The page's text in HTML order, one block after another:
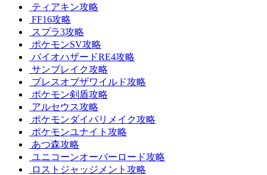
ティアキン攻略
FF16攻略
スプラ3攻略
ポケモンSV攻略
バイオハザードRE4攻略
サンブレイク攻略
ブレスオブザワイルド攻略
ポケモン剣盾攻略
アルセウス攻略
ポケモンダイパリメイク攻略
ポケモンユナイト攻略
あつ森攻略
ユニコーンオーバーロード攻略
ロストジャッジメント攻略